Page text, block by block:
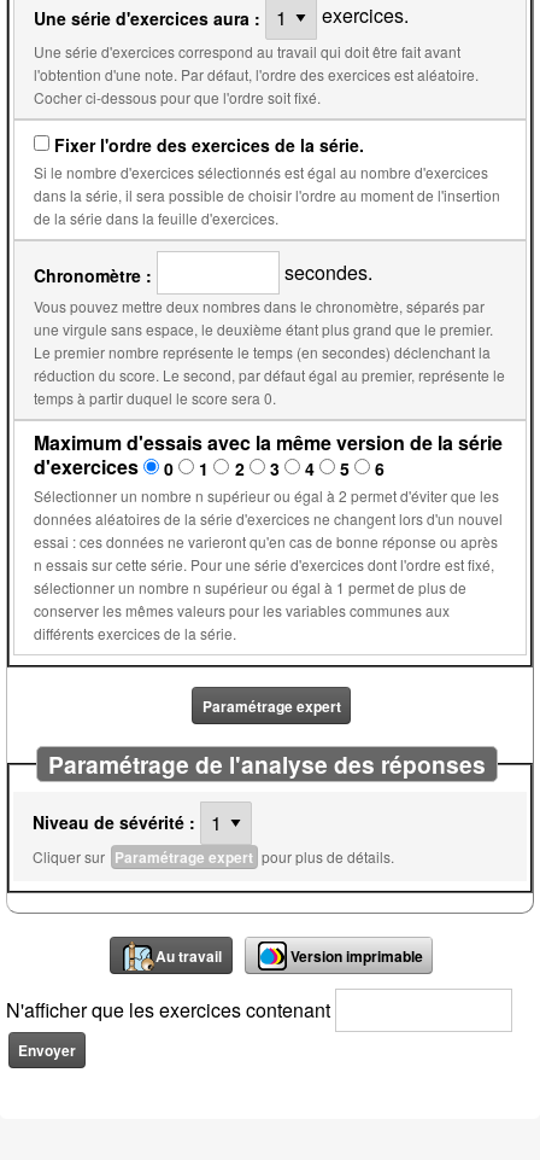
Une série d'exercices aura : exercices.
Une série d'exercices correspond au travail qui doit être fait avant
l'obtention d'une note. Par défaut, l'ordre des exercices est aléatoire.
Cocher ci-dessous pour que l'ordre soit fixé.
Fixer l'ordre des exercices de la série.
Si le nombre d'exercices sélectionnés est égal au nombre d'exercices
dans la série, il sera possible de choisir l'ordre au moment de l'insertion
de la série dans la feuille d'exercices.
Chronomètre : secondes.
Vous pouvez mettre deux nombres dans le chronomètre, séparés par
une virgule sans espace, le deuxième étant plus grand que le premier.
Le premier nombre représente le temps (en secondes) déclenchant la
réduction du score. Le second, par défaut égal au premier, représente le
temps à partir duquel le score sera 0.
Maximum d'essais avec la même version de la série
d'exercices
0 1 2 3 4 5 6
Sélectionner un nombre n supérieur ou égal à 2 permet d'éviter que les
données aléatoires de la série d'exercices ne changent lors d'un nouvel
essai : ces données ne varieront qu'en cas de bonne réponse ou après
n essais sur cette série. Pour une série d'exercices dont l'ordre est fixé,
sélectionner un nombre n supérieur ou égal à 1 permet de plus de
conserver les mêmes valeurs pour les variables communes aux
différents exercices de la série.
Paramétrage expert
Paramétrage de l'analyse des réponses
Niveau de sévérité :
Cliquer sur Paramétrage expert pour plus de détails.
Au travail Version imprimable
N'afficher que les exercices contenant